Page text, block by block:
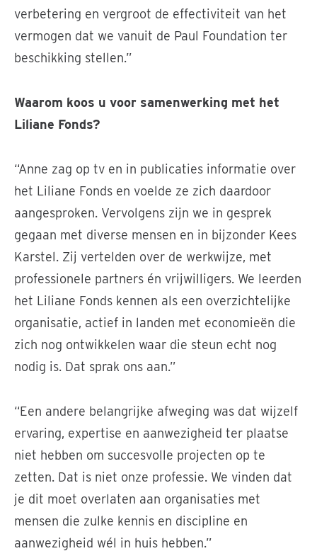
verbetering en vergroot de effectiviteit van het
vermogen dat we vanuit de Paul Foundation ter
beschikking stellen.”
Waarom koos u voor samenwerking met het
Liliane Fonds?
“Anne zag op tv en in publicaties informatie over
het Liliane Fonds en voelde ze zich daardoor
aangesproken. Vervolgens zijn we in gesprek
gegaan met diverse mensen en in bijzonder Kees
Karstel. Zij vertelden over de werkwijze, met
professionele partners én vrijwilligers. We leerden
het Liliane Fonds kennen als een overzichtelijke
organisatie, actief in landen met economieën die
zich nog ontwikkelen waar die steun echt nog
nodig is. Dat sprak ons aan.”
“Een andere belangrijke afweging was dat wijzelf
ervaring, expertise en aanwezigheid ter plaatse
niet hebben om succesvolle projecten op te
zetten. Dat is niet onze professie. We vinden dat
je dit moet overlaten aan organisaties met
mensen die zulke kennis en discipline en
aanwezigheid wél in huis hebben.”